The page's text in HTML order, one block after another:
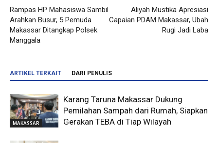
Rampas HP Mahasiswa Sambil
Arahkan Busur, 5 Pemuda
Makassar Ditangkap Polsek
Manggala
Aliyah Mustika Apresiasi
Capaian PDAM Makassar, Ubah
Rugi Jadi Laba
ARTIKEL TERKAIT DARI PENULIS
MAKASSAR
Karang Taruna Makassar Dukung
Pemilahan Sampah dari Rumah, Siapkan
Gerakan TEBA di Tiap Wilayah